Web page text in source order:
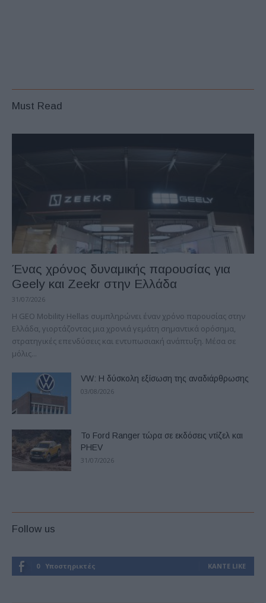
Must Read
Ένας χρόνος δυναμικής παρουσίας για
Geely και Zeekr στην Ελλάδα
31/07/2026
Η GEO Mobility Hellas συμπληρώνει έναν χρόνο παρουσίας στην
Ελλάδα, γιορτάζοντας μια χρονιά γεμάτη σημαντικά ορόσημα,
στρατηγικές επενδύσεις και εντυπωσιακή ανάπτυξη. Μέσα σε
μόλις...
VW: Η δύσκολη εξίσωση της αναδιάρθρωσης
03/08/2026
Το Ford Ranger τώρα σε εκδόσεις ντίζελ και
PHEV
31/07/2026
Follow us
0 Υποστηρικτές ΚΆΝΤΕ LIKE